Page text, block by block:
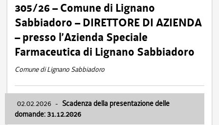
305/26 – Comune di Lignano
Sabbiadoro – DIRETTORE DI AZIENDA
– presso l’Azienda Speciale
Farmaceutica di Lignano Sabbiadoro
Comune di Lignano Sabbiadoro
02.02.2026 - Scadenza della presentazione delle
domande: 31.12.2026